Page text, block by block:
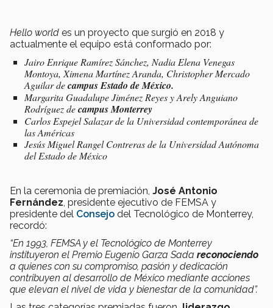
Hello world es un proyecto que surgió en 2018 y
actualmente el equipo está conformado por:
Jairo Enrique Ramírez Sánchez, Nadia Elena Venegas
Montoya, Ximena Martínez Aranda, Christopher Mercado
Aguilar decampus Estado de México.
Margarita Guadalupe Jiménez Reyes y Arely Anguiano
Rodríguez decampus Monterrey
Carlos Espejel Salazar de la Universidad contemporánea de
las Américas
Jesús Miguel Rangel Contreras de la Universidad Autónoma
del Estado de México
En la ceremonia de premiación, José Antonio
Fernández, presidente ejecutivo de FEMSA y
presidente del Consejo del Tecnológico de Monterrey,
recordó:
“En 1993, FEMSA y el Tecnológico de Monterrey
instituyeron el Premio Eugenio Garza Sada reconociendo
a quienes con su compromiso, pasión y dedicación
contribuyen al desarrollo de México mediante acciones
que elevan el nivel de vida y bienestar de la comunidad”.